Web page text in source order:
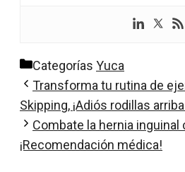
Categorías Yuca
Transforma tu rutina de
Skipping, ¡Adiós rodillas
Combate la hernia inguinal
¡Recomendación médica!